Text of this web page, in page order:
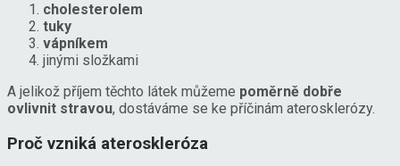
cholesterolem
tuky
vápníkem
jinými složkami
A jelikož příjem těchto látek můžeme poměrně dobře
ovlivnit stravou, dostáváme se ke příčinám aterosklerózy.
Proč vzniká ateroskleróza